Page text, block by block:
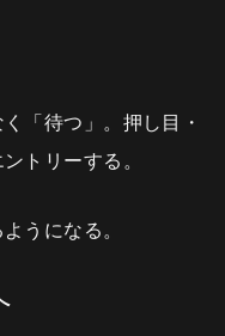
「待つ」。押し目・
トリーする。
うになる。